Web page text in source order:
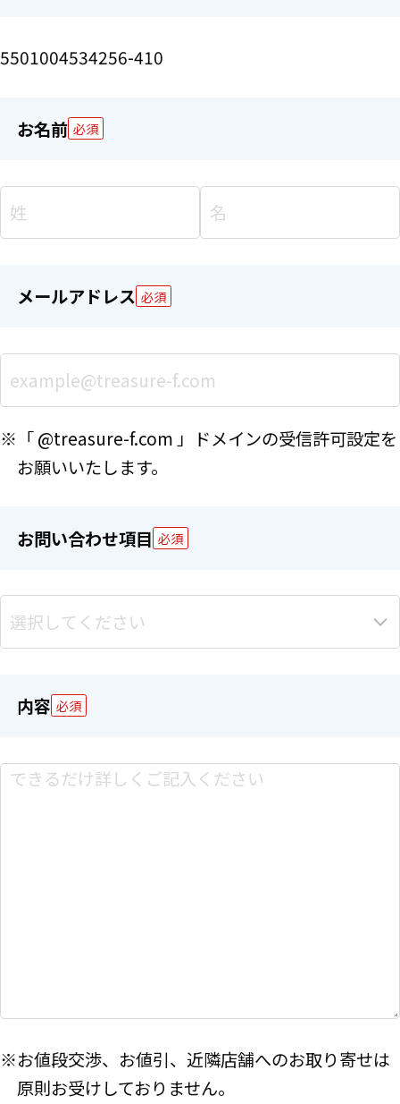
5501004534256-410
お名前 必須
メールアドレス 必須
※「 @treasure-f.com 」ドメインの受信許可設定を
お願いいたします。
お問い合わせ項目 必須
内容 必須
※お値段交渉、お値引、近隣店舗へのお取り寄せは
原則お受けしておりません。